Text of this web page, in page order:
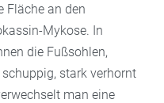
Fläche an den
Mykose. In
die Fußsohlen,
stark verhornt
man eine